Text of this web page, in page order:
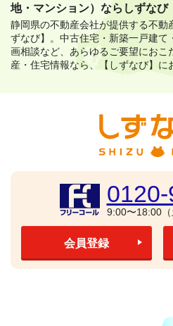
地・マンション）ならしずなび
静岡県の不動産会社が提供する不動
ずなび】。 中古住宅・新築一戸建て
画相談など、あらゆるご要望におこ
産・住宅情報なら、【しずなび】に
9:00〜18:00（
会員登録